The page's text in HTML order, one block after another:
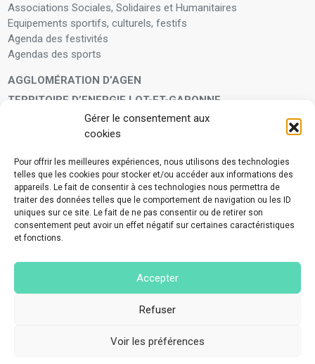
Gérer le consentement aux
cookies
Pour offrir les meilleures expériences, nous utilisons des technologies
telles que les cookies pour stocker et/ou accéder aux informations des
appareils. Le fait de consentir à ces technologies nous permettra de
traiter des données telles que le comportement de navigation ou les ID
uniques sur ce site. Le fait de ne pas consentir ou de retirer son
consentement peut avoir un effet négatif sur certaines caractéristiques
et fonctions.
Accepter
Refuser
Voir les préférences
Associations Sociales, Solidaires et Humanitaires
Equipements sportifs, culturels, festifs
Agenda des festivités
Agendas des sports
AGGLOMÉRATION D’AGEN
TERRITOIRE D’ENERGIE LOT-ET-GARONNE
Enfants et adolescents
VIVRE À VOS CÔTÉS
Service municipal d’aide administrative
Aide à la personne en difficulté
Télé-alerte
Collecte des déchets ménagers et encombrants
Application Mes déchets-Agglo Agen